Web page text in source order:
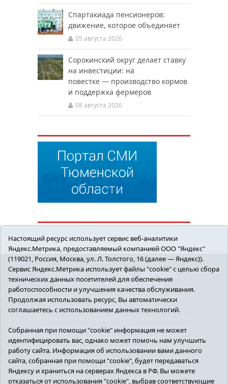
Спартакиада пенсионеров:
движение, которое объединяет
05 августа 2026
Сорокинский округ делает ставку
на инвестиции: на
повестке — производство кормов
и поддержка фермеров
08 августа 2026
ПОЛИТИКА ОБЩЕСТВО
ЗДОРОВЬЕ
КУЛЬТУРА
БЕЗОПАСНОСТЬ
16+ © 2018 Сорокинский район в деталях.
Новости Сорокинского района
редактор - Королюк Елена Анатольевна, e-mail:
znamenka@inbox.ru, тел.: 8(34550)2-27-30
Регистрационный номер СМИ Эл №ФС77-69142
от 24 марта 2017 г., выданное Федеральной
службой по надзору в сфере связи,
информационных технологий и массовых
Настоящий ресурс использует сервис веб-аналитики
Яндекс.Метрика, предоставляемый компанией ООО "Яндекс"
(119021, Россия, Москва, ул. Л. Толстого, 16 (далее — Яндекс)).
Сервис Яндекс.Метрика использует файлы "cookie" с целью сбора
технических данных посетителей для обеспечения
работоспособности и улучшения качества обслуживания.
Продолжая использовать ресурс, Вы автоматически
соглашаетесь с использованием данных технологий.
Собранная при помощи "cookie" информация не может
идентифицировать вас, однако может помочь нам улучшить
работу сайта. Информация об использовании вами данного
сайта, собранная при помощи "cookie", будет передаваться
Яндексу и храниться на серверах Яндекса в РФ. Вы можете
отказаться от использования "cookie", выбрав соответствующие